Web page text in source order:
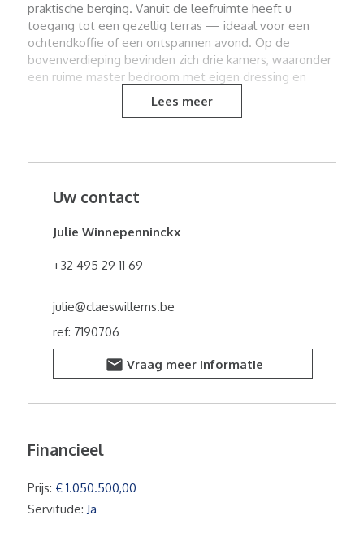
praktische berging. Vanuit de leefruimte heeft u
toegang tot een gezellig terras — ideaal voor een
ochtendkoffie of een ontspannen avond. Op de
bovenverdieping bevinden zich drie kamers, waaronder
een ruime master bedroom met eigen dressing en
ensuite badkamer. Daarnaast is er nog een tweede,
aparte badkamer en een extra terras dat zorgt voor
zonnepanelen. Dit zorgt niet alleen voor een lagere
ook een mogelijkheid om een ondergrondse
Bent u op zoek naar een comfortabele, instapklare
zeker een bezoek waard.
Lees meer
Uw contact
Julie Winnepenninckx
+32 495 29 11 69
julie@claeswillems.be
ref: 7190706
Vraag meer informatie
Financieel
Prijs: € 1.050.500,00
Servitude: Ja